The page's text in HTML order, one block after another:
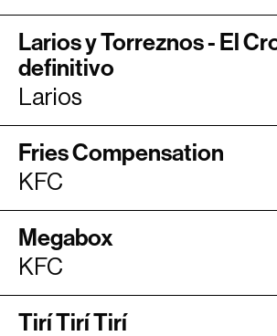
Larios y Torreznos - El
definitivo
Larios
Fries Compensation
KFC
Megabox
KFC
Tirí Tirí Tirí